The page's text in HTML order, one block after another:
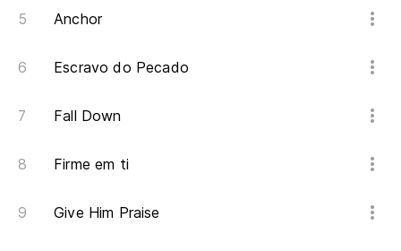
Anchor
Escravo do Pecado
Fall Down
Firme em ti
Give Him Praise